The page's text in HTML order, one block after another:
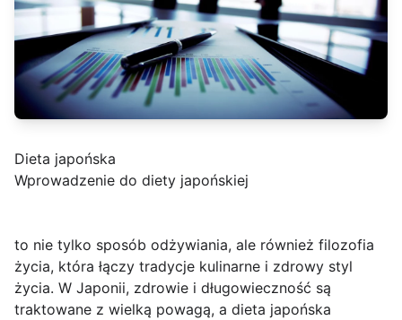
Dieta japońska
Wprowadzenie do diety japońskiej
to nie tylko sposób odżywiania, ale również filozofia
życia, która łączy tradycje kulinarne i zdrowy styl
życia. W Japonii, zdrowie i długowieczność są
traktowane z wielką powagą, a dieta japońska